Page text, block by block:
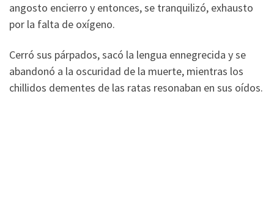
angosto encierro y entonces, se tranquilizó, exhausto
por la falta de oxígeno.
Cerró sus párpados, sacó la lengua ennegrecida y se
abandonó a la oscuridad de la muerte, mientras los
chillidos dementes de las ratas resonaban en sus oídos.